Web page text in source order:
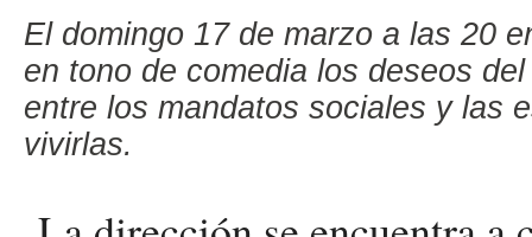
El domingo 17 de marzo a las 20
en tono de comedia los deseos
entre los mandatos sociales y las
vivirlas.